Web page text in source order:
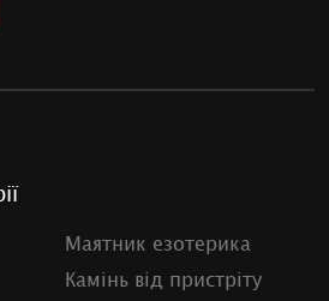
Маятник езотерика
Камінь від пристріту